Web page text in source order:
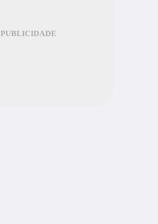
PUBLICIDADE